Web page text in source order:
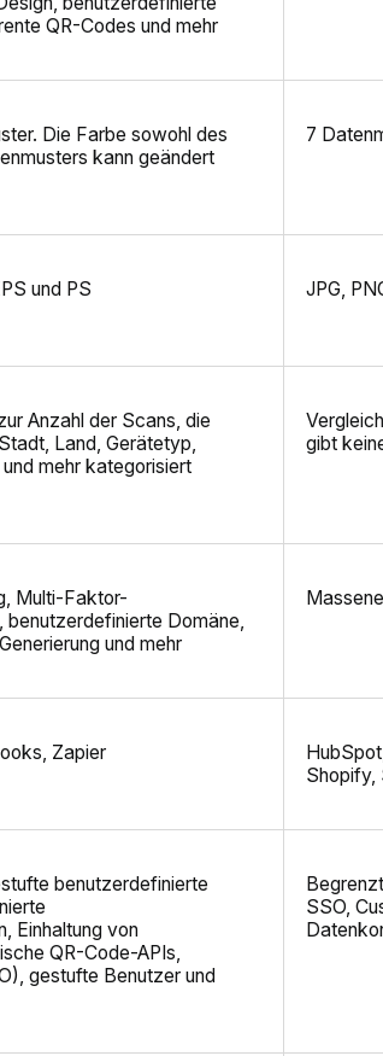
QR-Codes und mehr
Die Farbe sowohl des
kann geändert
7
und PS JPG,
Anzahl der Scans, die
Land, Gerätetyp,
mehr kategorisiert
gibt
Multi-Faktor-
benutzerdefinierte Domäne,
und mehr
Zapier
Shopify,
benutzerdefinierte
Einhaltung von
QR-Code-APIs,
gestufte Benutzer und
SSO,